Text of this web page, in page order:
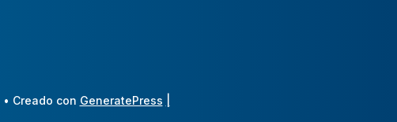
• Creado con GeneratePress